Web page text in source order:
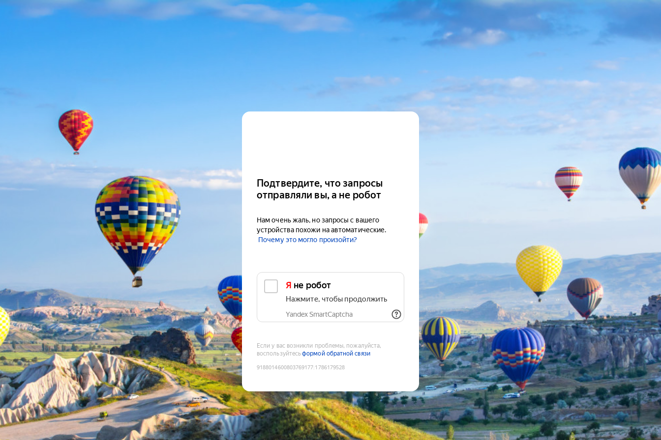
Подтвердите, что запросы
отправляли вы, а не робот
Нам очень жаль, но запросы с вашего
устройства похожи на автоматические.
Почему это могло произойти?
Я не робот
Нажмите, чтобы продолжить
Yandex SmartCaptcha
Если у вас возникли проблемы, пожалуйста,
воспользуйтесьформой обратной связи
9188014600803769177:1786179528